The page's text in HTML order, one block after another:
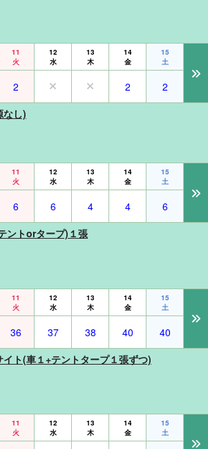
11
火
12
水
13
木
14
金
15
土
2 2
2
なし)
11
火
12
水
13
木
14
金
15
土
6 6 4 4
6
ントorタープ)１張
11
火
12
水
13
木
14
金
15
土
36 37 38 40
40
ト(車１+テントタープ１張ずつ)
11
火
12
水
13
木
14
金
15
土